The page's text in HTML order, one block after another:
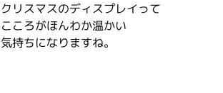
クリスマスのディスプレイって
こころがほんわか温かい
気持ちになりますね。